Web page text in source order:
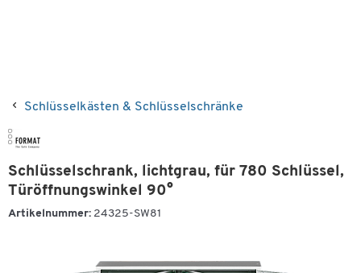
Schlüsselkästen & Schlüsselschränke
Schlüsselschrank, lichtgrau, für 780 Schlüssel,
Türöffnungswinkel 90°
Artikelnummer: 24325-SW81